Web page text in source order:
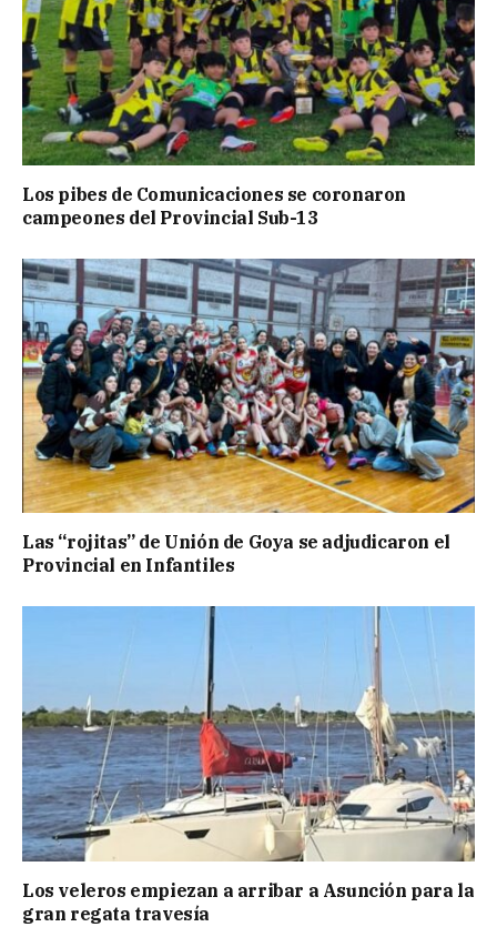
Los pibes de Comunicaciones se coronaron
campeones del Provincial Sub-13
Las “rojitas” de Unión de Goya se adjudicaron el
Provincial en Infantiles
Los veleros empiezan a arribar a Asunción para la
gran regata travesía